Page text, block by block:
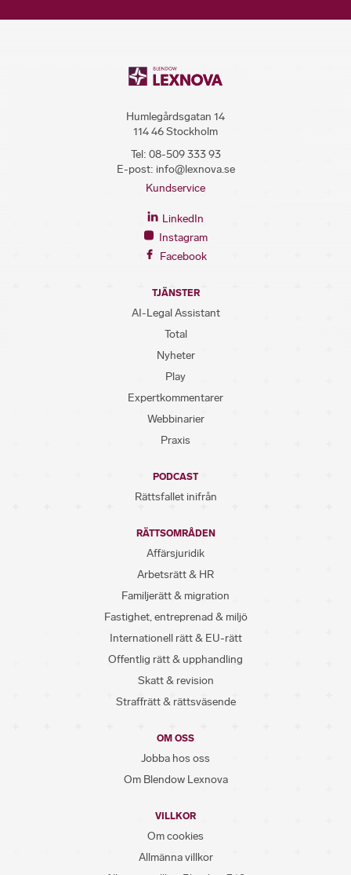
Humlegårdsgatan 14
114 46 Stockholm
Tel: 08-509 333 93
E-post: info@lexnova.se
Kundservice
LinkedIn
Instagram
Facebook
TJÄNSTER
AI-Legal Assistant
Total
Nyheter
Play
Expertkommentarer
Webbinarier
Praxis
PODCAST
Rättsfallet inifrån
RÄTTSOMRÅDEN
Affärsjuridik
Arbetsrätt & HR
Familjerätt & migration
Fastighet, entreprenad & miljö
Internationell rätt & EU-rätt
Offentlig rätt & upphandling
Skatt & revision
Straffrätt & rättsväsende
OM OSS
Jobba hos oss
Om Blendow Lexnova
VILLKOR
Om cookies
Allmänna villkor